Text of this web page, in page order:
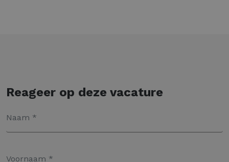
Reageer op deze vacature